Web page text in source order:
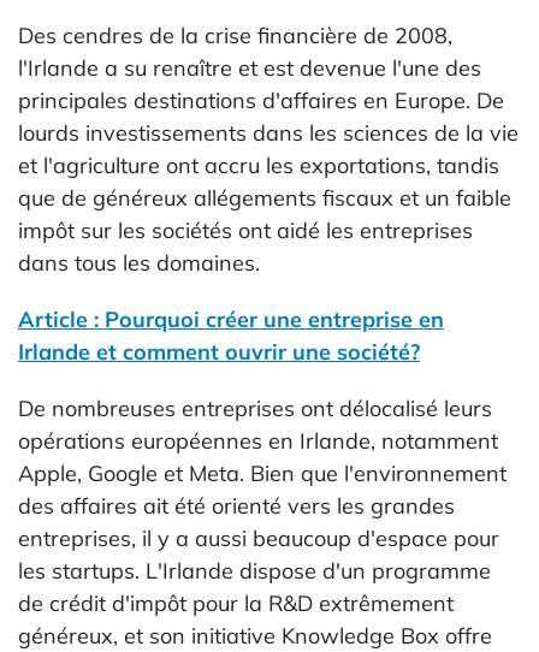
Des cendres de la crise financière de 2008,
l'Irlande a su renaître et est devenue l'une des
principales destinations d'affaires en Europe. De
lourds investissements dans les sciences de la vie
et l'agriculture ont accru les exportations, tandis
que de généreux allégements fiscaux et un faible
impôt sur les sociétés ont aidé les entreprises
dans tous les domaines.
Article : Pourquoi créer une entreprise en
Irlande et comment ouvrir une société?
De nombreuses entreprises ont délocalisé leurs
opérations européennes en Irlande, notamment
Apple, Google et Meta. Bien que l'environnement
des affaires ait été orienté vers les grandes
entreprises, il y a aussi beaucoup d'espace pour
les startups. L'Irlande dispose d'un programme
de crédit d'impôt pour la R&D extrêmement
généreux, et son initiative Knowledge Box offre